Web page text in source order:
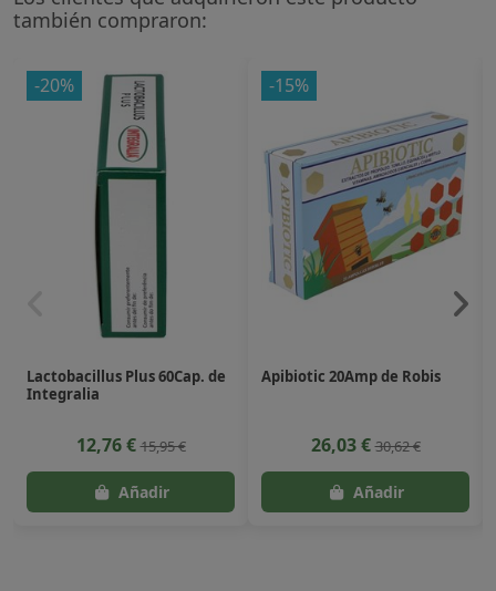
también compraron:
-20%
Lactobacillus Plus 60Cap. de
Integralia
12,76 €15,95 €
-15%
Apibiotic 20Amp de Robis
26,03 €30,62 €